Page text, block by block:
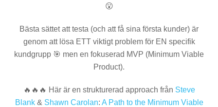
😮
Bästa sättet att testa (och att få sina första kunder) är
genom att lösa ETT viktigt problem för EN specifik
kundgrupp 🎯 men en fokuserad MVP (Minimum Viable
Product).
🔥🔥🔥 Här är en strukturerad approach från Steve
Blank& Shawn Carolan: A Path to the Minimum Viable